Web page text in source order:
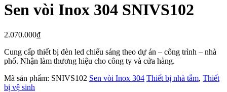
Sen vòi Inox 304 SNIVS102
2.070.000₫
Cung cấp thiết bị đèn led chiếu sáng theo dự án – công trình – nhà
phố. Nhận làm thương hiệu cho công ty và cửa hàng.
Mã sản phẩm: SNIVS102 Sen vòi Inox 304 Thiết bị nhà tắm, Thiết
bị vệ sinh